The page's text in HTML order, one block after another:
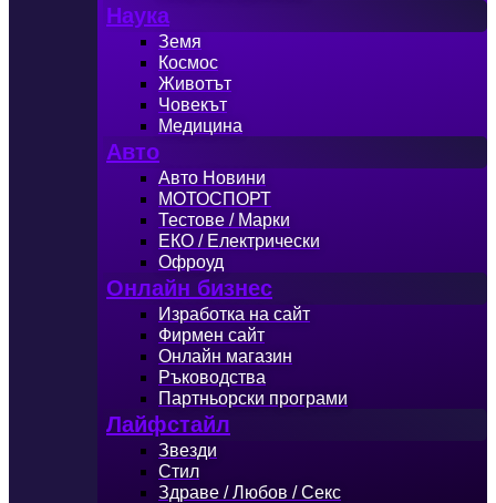
Наука
Земя
Космос
Животът
Човекът
Медицина
Авто
Авто Новини
МОТОСПОРТ
Тестове / Марки
ЕКО / Електрически
Офроуд
Онлайн бизнес
Изработка на сайт
Фирмен сайт
Онлайн магазин
Ръководства
Партньорски програми
Лайфстайл
Звезди
Стил
Здраве / Любов / Секс